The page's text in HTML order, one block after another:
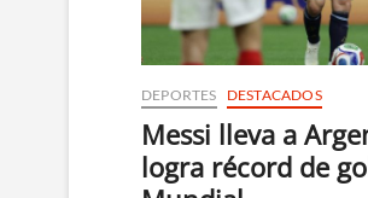
DEPORTES DESTACADOS
Messi lleva a
logra récord de